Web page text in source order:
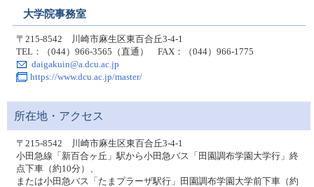
大学院事務室
〒215-8542 川崎市麻生区東百合丘3-4-1
TEL：（044）966-3565（直通） FAX：（044）966-1775
daigakuin@a.dcu.ac.jp
https://www.dcu.ac.jp/master/
所在地・アクセス
〒215-8542 川崎市麻生区東百合丘3-4-1
小田急線「新百合ヶ丘」駅から小田急バス「田園調布学園大学行」終
点下車（約10分）、
または小田急バス「たまプラーザ駅行」田園調布学園大学前下車（約